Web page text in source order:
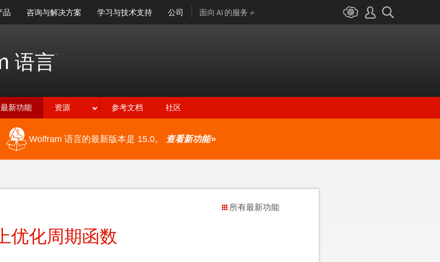
品 咨询与解决方案 学习与技术支持 公司 面向 AI 的服务
语言™
最新功能 资源 参考文档 社区
Wolfram 语言的最新版本是 15.0。 查看新功能»
所有最新功能
优化周期函数